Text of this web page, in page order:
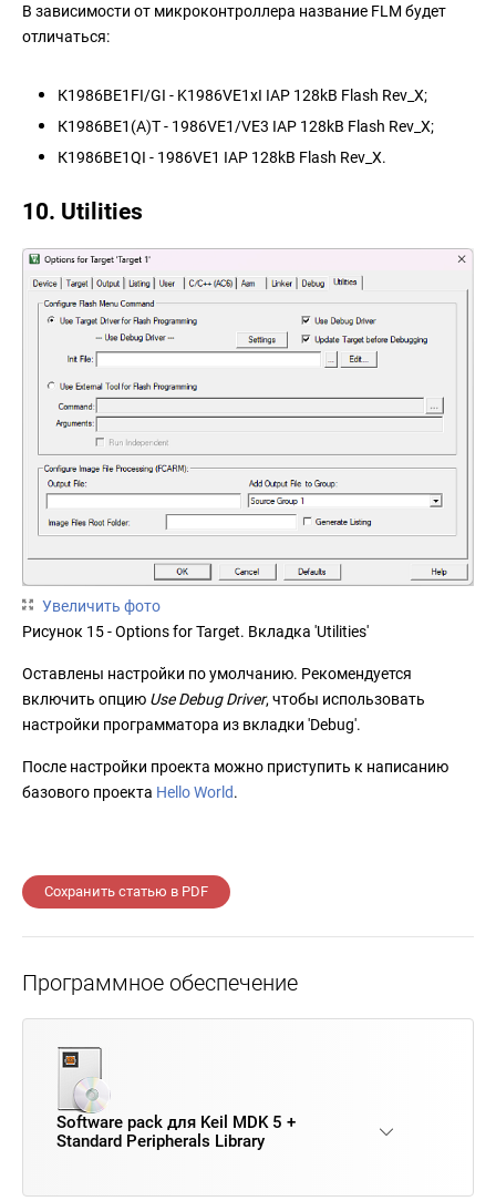
В зависимости от микроконтроллера название FLM будет
отличаться:
К1986ВЕ1FI/GI - K1986VE1xI IAP 128kB Flash Rev_X;
К1986ВЕ1(А)Т - 1986VE1/VE3 IAP 128kB Flash Rev_X;
К1986ВЕ1QI - 1986VE1 IAP 128kB Flash Rev_X.
10. Utilities
Увеличить фото
Рисунок 15 - Options for Target. Вкладка 'Utilities'
Оставлены настройки по умолчанию. Рекомендуется
включить опцию Use Debug Driver, чтобы использовать
настройки программатора из вкладки 'Debug'.
После настройки проекта можно приступить к написанию
базового проекта Hello World.
Сохранить статью в PDF
Программное обеспечение
Software pack для Keil MDK 5 +
Standard Peripherals Library